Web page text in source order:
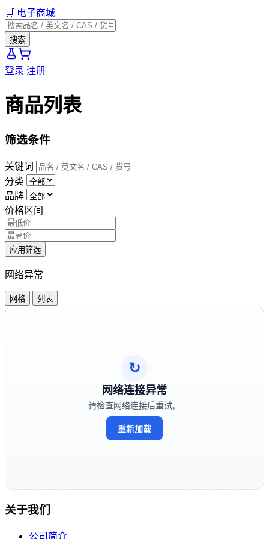
🛒 电子商城
搜索
登录 注册
商品列表
筛选条件
关键词
分类
品牌
价格区间
应用筛选
网络异常
网格 列表
↻
网络连接异常
请检查网络连接后重试。
重新加载
关于我们
公司简介